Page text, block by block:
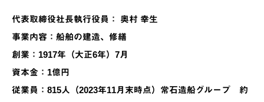
代表取締役社長執行役員： 奥村 幸生
事業内容：船舶の建造、修繕
創業：1917年（大正6年）7月
資本金：1億円
従業員：815人（2023年11月末時点）常石造船グループ 約